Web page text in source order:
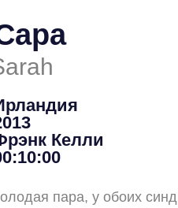
Келли
пара, у обоих